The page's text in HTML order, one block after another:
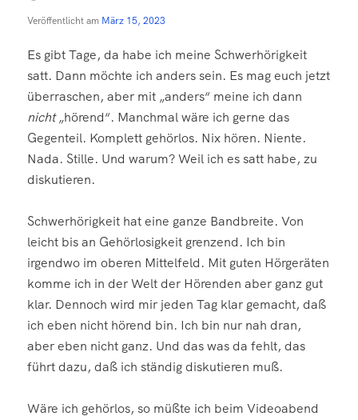
Veröffentlicht am März 15, 2023
Es gibt Tage, da habe ich meine Schwerhörigkeit
satt. Dann möchte ich anders sein. Es mag euch jetzt
überraschen, aber mit „anders“ meine ich dann
nicht„hörend“. Manchmal wäre ich gerne das
Gegenteil. Komplett gehörlos. Nix hören. Niente.
Nada. Stille. Und warum? Weil ich es satt habe, zu
diskutieren.
Schwerhörigkeit hat eine ganze Bandbreite. Von
leicht bis an Gehörlosigkeit grenzend. Ich bin
irgendwo im oberen Mittelfeld. Mit guten Hörgeräten
komme ich in der Welt der Hörenden aber ganz gut
klar. Dennoch wird mir jeden Tag klar gemacht, daß
ich eben nicht hörend bin. Ich bin nur nah dran,
aber eben nicht ganz. Und das was da fehlt, das
führt dazu, daß ich ständig diskutieren muß.
Wäre ich gehörlos, so müßte ich beim Videoabend